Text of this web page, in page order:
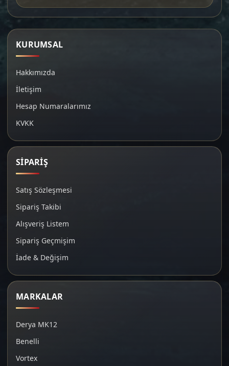
KURUMSAL
Hakkımızda
İletişim
Hesap Numaralarımız
KVKK
SİPARİŞ
Satış Sözleşmesi
Sipariş Takibi
Alışveriş Listem
Sipariş Geçmişim
İade & Değişim
MARKALAR
Derya MK12
Benelli
Vortex